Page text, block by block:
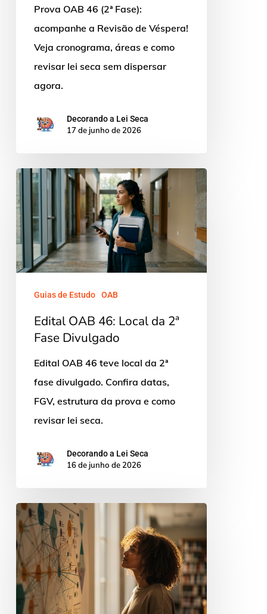
Prova OAB 46 (2ª Fase):
acompanhe a Revisão de Véspera!
Veja cronograma, áreas e como
revisar lei seca sem dispersar
agora.
Decorando a Lei Seca
17 de junho de 2026
Edital
OAB
46:
Local
2ª
FaseGuias de Estudo OAB
Edital OAB 46: Local da 2ª
Fase Divulgado
Edital OAB 46 teve local da 2ª
fase divulgado. Confira datas,
FGV, estrutura da prova e como
revisar lei seca.
Decorando a Lei Seca
16 de junho de 2026
Plataforma
lei
seca:
como
o
mapeamento